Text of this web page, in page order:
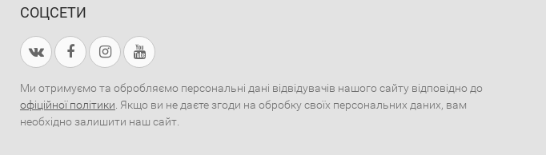
СОЦСЕТИ
Ми отримуємо та обробляємо персональні дані відвідувачів нашого сайту відповідно до
офіційної політики . Якщо ви не даєте згоди на обробку своїх персональних даних, вам
необхідно залишити наш сайт.